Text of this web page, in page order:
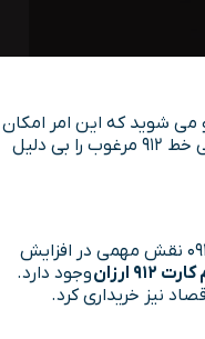
می شوید که این امر امکان
مقایسه و تصمیم گیری را برای شما دشوار می کند، از این رو پیگیر حراج سیم کارت های 912 می شوید، اما ممکن است مشکلات قضایی و امنیتی بعد تر برایتان پیش بیاید، چرا که کسی خط 912 مرغوب را بی دلیل
سیم کارت ۰۹۱۲ از زمان ورود به بازار تاکنون اعتبار خود را حفظ کرده و همچنان در مقایسه با سایر خطوط از اعتبار بیشتری برخوردار است. در این خصوص شکی نیست که سیم کارت ۰۹۱۲ نقش مهمی در افزایش
۹۱۲ ارزان
وجود دارد.
نیز خریداری کرد.